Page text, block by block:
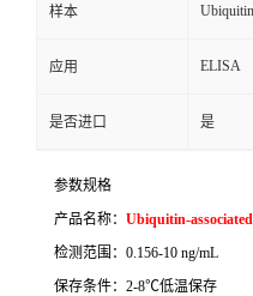
样本
应用 ELISA
是否进口 是
参数规格
产品名称： Ubiquitin-
检测范围： 0.156-10 ng/mL
保存条件： 2-8℃低温保存